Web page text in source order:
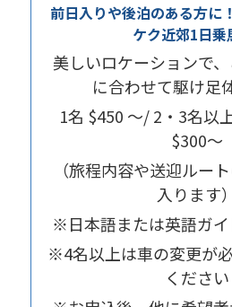
前日入りや後泊のある方に
ケク近郊1日乗
美しいロケーションで
に合わせて駆け足
1名 $450 〜/ 2・3名以
$300〜
（旅程内容や送迎ルー
入ります）
※日本語または英語ガ
※4名以上は車の変更が
ください